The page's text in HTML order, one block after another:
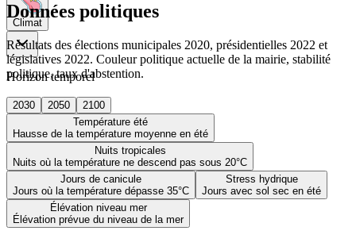
Climat
Horizon temporel
2030 2050
2100
Température été
Hausse de la température moyenne en été
Nuits tropicales
Nuits où la température ne descend pas sous 20°C
Jours de canicule
Jours où la température dépasse 35°C
Stress hydrique
Jours avec sol sec en été
Élévation niveau mer
Élévation prévue du niveau de la mer
Données politiques
Résultats des élections municipales 2020, présidentielles 2022 et
législatives 2022. Couleur politique actuelle de la mairie, stabilité
politique, taux d'abstention.